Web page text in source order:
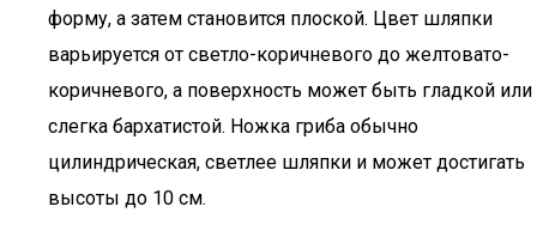
форму, а затем становится плоской. Цвет шляпки
варьируется от светло-коричневого до желтовато-
коричневого, а поверхность может быть гладкой или
слегка бархатистой. Ножка гриба обычно
цилиндрическая, светлее шляпки и может достигать
высоты до 10 см.